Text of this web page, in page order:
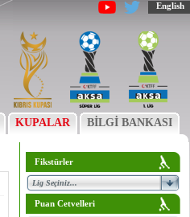
English
KUPALAR BİLGİ BANKASI
Fikstürler
Puan Cetvelleri